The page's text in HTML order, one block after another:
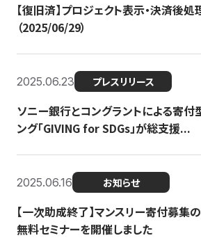
【復旧済】プロジェクト表示・決済後
（2025/06/29）
2025.06.23 プレスリリース
ソニー銀行とコングラントによる寄付
ング「GIVING for SDGs」が総支援...
2025.06.16 お知らせ
【一次助成終了】マンスリー寄付募集
無料セミナーを開催しました